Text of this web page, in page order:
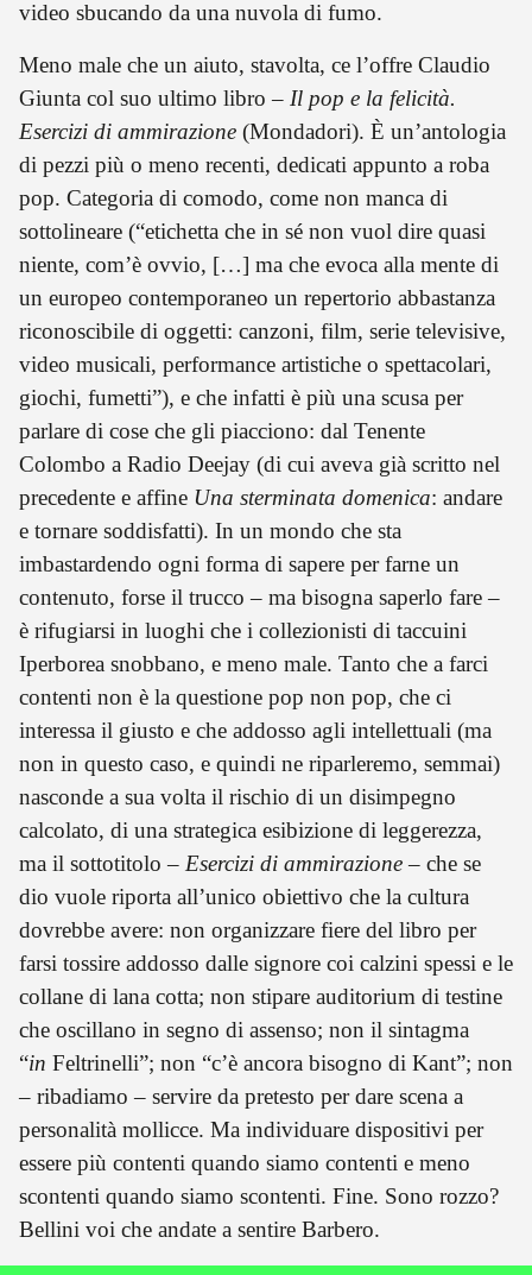
video sbucando da una nuvola di fumo.
Meno male che un aiuto, stavolta, ce l’offre Claudio
Giunta col suo ultimo libro – Il pop e la felicità.
Esercizi di ammirazione (Mondadori). È un’antologia
di pezzi più o meno recenti, dedicati appunto a roba
pop. Categoria di comodo, come non manca di
sottolineare (“etichetta che in sé non vuol dire quasi
niente, com’è ovvio, […] ma che evoca alla mente di
un europeo contemporaneo un repertorio abbastanza
riconoscibile di oggetti:‌ canzoni, film, serie televisive,
video musicali, performance artistiche o spettacolari,
giochi, fumetti”), e che infatti è più una scusa per
parlare di cose che gli piacciono: dal Tenente
Colombo a Radio Deejay (di cui aveva già scritto nel
precedente e affine Una sterminata domenica: andare
e tornare soddisfatti). In un mondo che sta
imbastardendo ogni forma di sapere per farne un
contenuto, forse il trucco – ma bisogna saperlo fare –
è rifugiarsi in luoghi che i collezionisti di taccuini
Iperborea snobbano, e meno male. Tanto che a farci
contenti non è la questione pop non pop, che ci
interessa il giusto e che addosso agli intellettuali (ma
non in questo caso, e quindi ne riparleremo, semmai)
nasconde a sua volta il rischio di un disimpegno
calcolato, di una strategica esibizione di leggerezza,
ma il sottotitolo – Esercizi di ammirazione – che se
dio vuole riporta all’unico obiettivo che la cultura
dovrebbe avere: non organizzare fiere del libro per
farsi tossire addosso dalle signore coi calzini spessi e le
collane di lana cotta; non stipare auditorium di testine
che oscillano in segno di assenso; non il sintagma
“in Feltrinelli”; non “c’è ancora bisogno di Kant”; non
– ribadiamo – servire da pretesto per dare scena a
personalità mollicce. Ma individuare dispositivi per
essere più contenti quando siamo contenti e meno
scontenti quando siamo scontenti. Fine. Sono rozzo?
Bellini voi che andate a sentire Barbero.